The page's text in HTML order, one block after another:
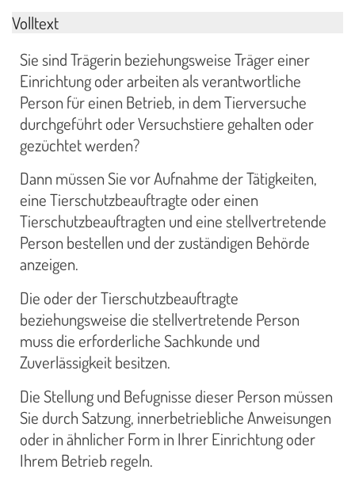
Volltext
Sie sind Trägerin beziehungsweise Träger einer
Einrichtung oder arbeiten als verantwortliche
Person für einen Betrieb, in dem Tierversuche
durchgeführt oder Versuchstiere gehalten oder
gezüchtet werden?
Dann müssen Sie vor Aufnahme der Tätigkeiten,
eine Tierschutzbeauftragte oder einen
Tierschutzbeauftragten und eine stellvertretende
Person bestellen und der zuständigen Behörde
anzeigen.
Die oder der Tierschutzbeauftragte
beziehungsweise die stellvertretende Person
muss die erforderliche Sachkunde und
Zuverlässigkeit besitzen.
Die Stellung und Befugnisse dieser Person müssen
Sie durch Satzung, innerbetriebliche Anweisungen
oder in ähnlicher Form in Ihrer Einrichtung oder
Ihrem Betrieb regeln.